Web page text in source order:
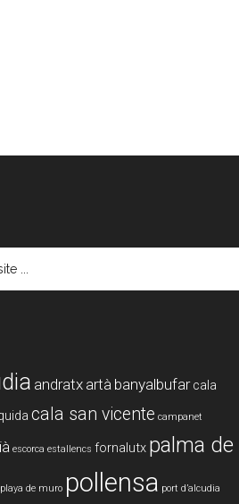
andratx artà banyalbufar cala
cala san vicente campanet
escorca estallencs fornalutx palma de
playa de muro pollensa port d’alcudia